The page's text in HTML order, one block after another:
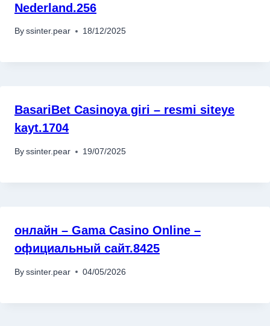
Nederland.256
By ssinter.pear 18/12/2025
BasariBet Casinoya giri – resmi siteye
kayt.1704
By ssinter.pear 19/07/2025
онлайн – Gama Casino Online –
официальный сайт.8425
By ssinter.pear 04/05/2026